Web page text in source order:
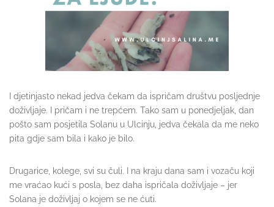
I djetinjasto nekad jedva čekam da ispričam društvu posljednje
doživljaje. I pričam i ne trepćem. Tako sam u ponedjeljak, dan
pošto sam posjetila Solanu u Ulcinju, jedva čekala da me neko
pita gdje sam bila i kako je bilo.
Drugarice, kolege, svi su čuli. I na kraju dana sam i vozaču koji
me vraćao kući s posla, bez daha ispričala doživljaje – jer
Solana je doživljaj o kojem se ne ćuti.